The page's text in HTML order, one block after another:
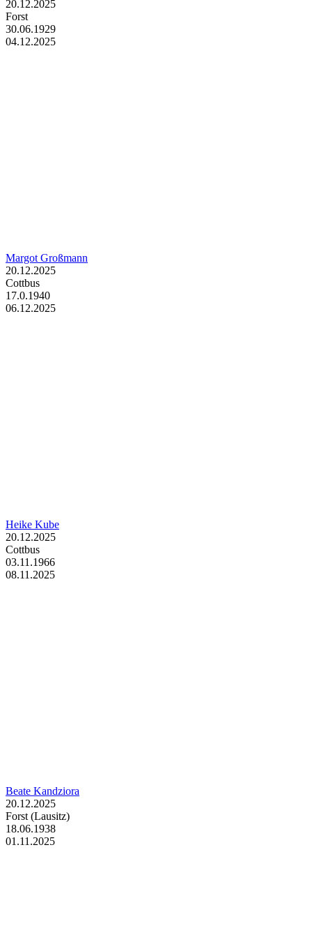
20.12.2025
Forst
30.06.1929
04.12.2025
Margot Großmann
20.12.2025
Cottbus
17.0.1940
06.12.2025
Heike Kube
20.12.2025
Cottbus
03.11.1966
08.11.2025
Beate Kandziora
20.12.2025
Forst (Lausitz)
18.06.1938
01.11.2025